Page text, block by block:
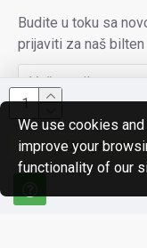
Usluga online
Budite u toku sa
prijaviti za naš bilten
Pročitao/la sam i
We use cookies
improve your
functionality of our